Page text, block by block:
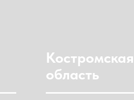
Костромская
область